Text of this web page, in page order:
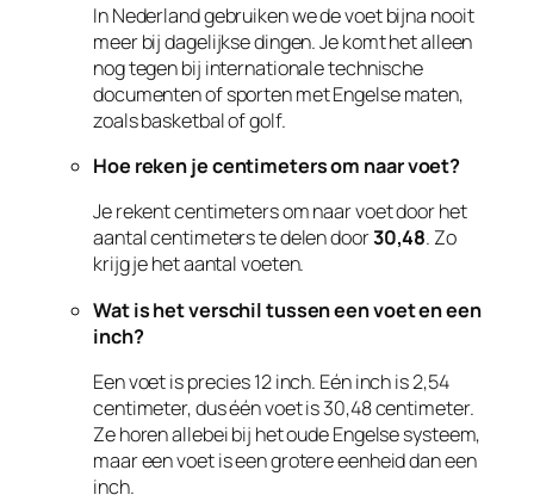
In Nederland gebruiken we de voet bijna nooit
meer bij dagelijkse dingen. Je komt het alleen
nog tegen bij internationale technische
documenten of sporten met Engelse maten,
zoals basketbal of golf.
Hoe reken je centimeters om naar voet?
Je rekent centimeters om naar voet door het
aantal centimeters te delen door30,48. Zo
krijg je het aantal voeten.
Wat is het verschil tussen een voet en een
inch?
Een voet is precies 12 inch. Eén inch is 2,54
centimeter, dus één voet is 30,48 centimeter.
Ze horen allebei bij het oude Engelse systeem,
maar een voet is een grotere eenheid dan een
inch.